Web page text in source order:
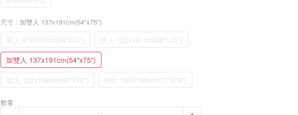
尺寸 : 加雙人 137x191cm(54"x75")
單人 91x191cm(36"x75")
雙人 122x191cm(48"x75")
加雙人 137x191cm(54"x75")
加大 152x198cm(60"x78")
特大 183x198cm(72"x78")
數量